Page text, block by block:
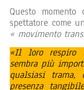
Questo
spettatore come un
« movimento
«Il loro respiro
sembra più
qualsiasi
presenza